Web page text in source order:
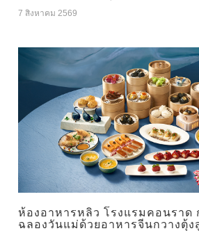
7 สิงหาคม 2569
ห้องอาหารหลิว โรงแรมคอนราด
ฉลองวันแม่ด้วยอาหารจีนกวางตุ้ง